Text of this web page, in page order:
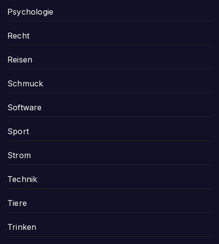
Psychologie
Recht
Reisen
Schmuck
Software
Sport
Strom
Technik
Tiere
Trinken